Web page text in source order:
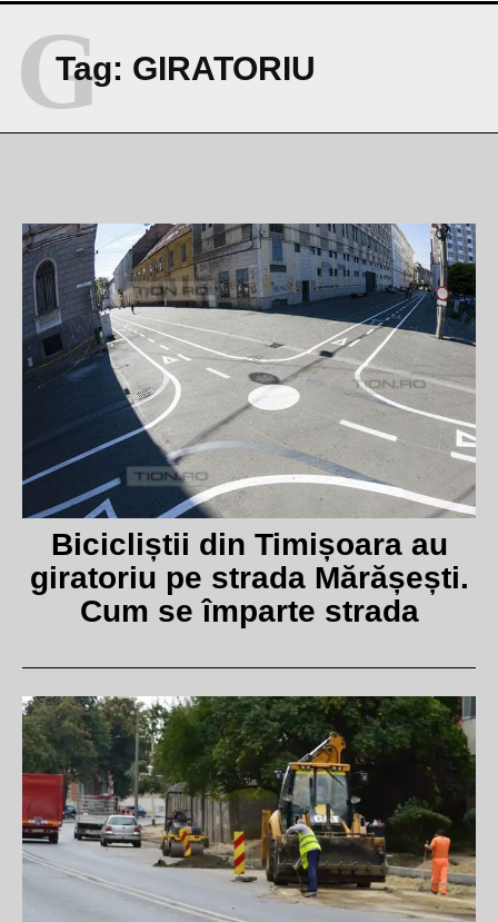
Tag: GIRATORIU
G
Bicicliștii din Timișoara au
giratoriu pe strada Mărășești.
Cum se împarte strada